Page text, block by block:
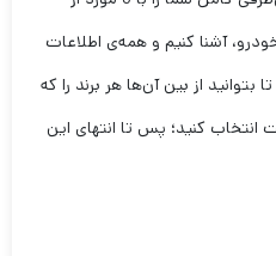
آشنا کنیم و همه‌ی اطلاعات
بتوانید از بین آن‌ها هر برند را که
انتخاب کنید؛ پس تا انتهای این